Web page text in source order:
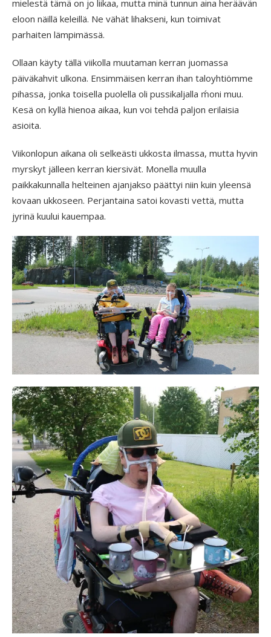
mielestä tämä on jo liikaa, mutta minä tunnun aina heräävän
eloon näillä keleillä. Ne vähät lihakseni, kun toimivat
parhaiten lämpimässä.
Ollaan käyty tällä viikolla muutaman kerran juomassa
päiväkahvit ulkona. Ensimmäisen kerran ihan taloyhtiömme
pihassa, jonka toisella puolella oli pussikaljalla ḿoni muu.
Kesä on kyllä hienoa aikaa, kun voi tehdä paljon erilaisia
asioita.
Viikonlopun aikana oli selkeästi ukkosta ilmassa, mutta hyvin
myrskyt jälleen kerran kiersivät. Monella muulla
paikkakunnalla helteinen ajanjakso päättyi niin kuin yleensä
kovaan ukkoseen. Perjantaina satoi kovasti vettä, mutta
jyrinä kuului kauempaa.